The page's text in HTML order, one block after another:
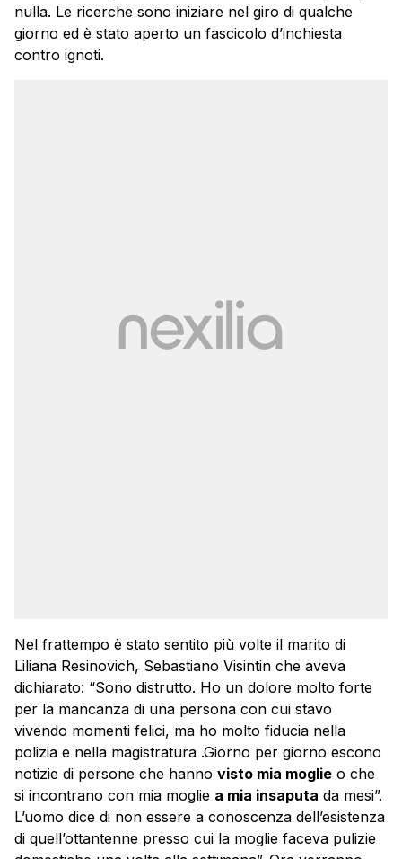
nulla. Le ricerche sono iniziare nel giro di qualche
giorno ed è stato aperto un fascicolo d’inchiesta
contro ignoti.
Nel frattempo è stato sentito più volte il marito di
Liliana Resinovich, Sebastiano Visintin che aveva
dichiarato: “Sono distrutto. Ho un dolore molto forte
per la mancanza di una persona con cui stavo
vivendo momenti felici, ma ho molto fiducia nella
polizia e nella magistratura .Giorno per giorno escono
notizie di persone che hanno visto mia moglie o che
si incontrano con mia moglie a mia insaputa da mesi”.
L’uomo dice di non essere a conoscenza dell’esistenza
di quell’ottantenne presso cui la moglie faceva pulizie